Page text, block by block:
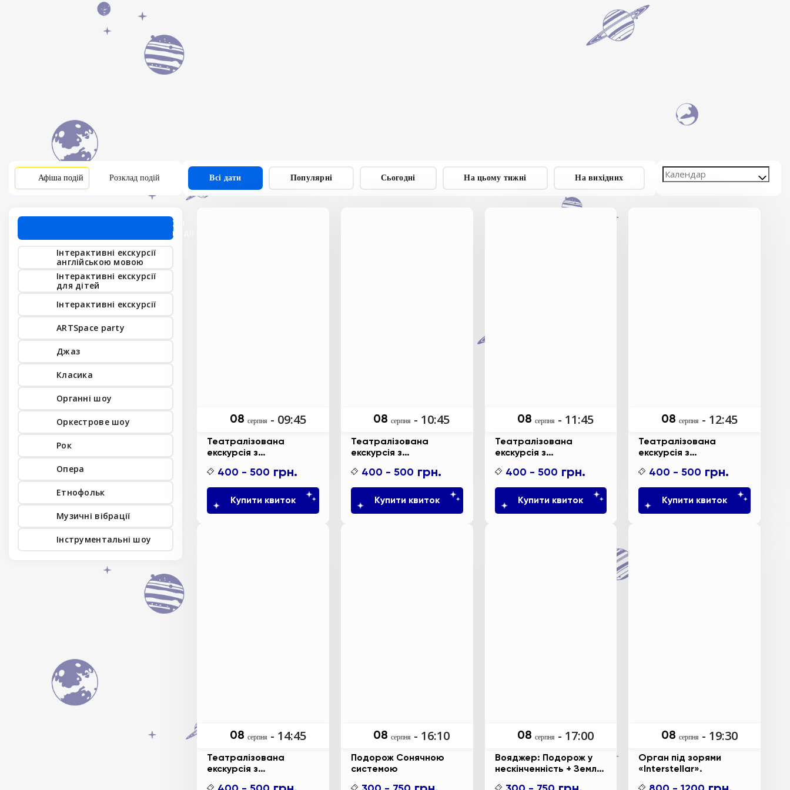
Афіша подій Розклад подій Всі дати Популярні Сьогодні На цьому тижні На вихідних
Усі
події
Інтерактивні екскурсії
англійською мовою
Інтерактивні екскурсії
для дітей
Інтерактивні екскурсії
ARTSpace party
Джаз
Класика
Органні шоу
Оркестрове шоу
Рок
Опера
Етнофольк
Музичні вібрації
Інструментальні шоу
08 серпня - 09:45
Театралізована
екскурсія з
анімаційною
постановкою до
космічних вихідних
“Пригоди
400 - 500 грн.
Купити квиток
08 серпня - 10:45
Театралізована
екскурсія з
анімаційною
постановкою до
космічних вихідних
“Динозаври: подорож у
400 - 500 грн.
Купити квиток
08 серпня - 11:45
Театралізована
екскурсія з
анімаційною
постановкою до
космічних вихідних
“Хрумко та чарівна
400 - 500 грн.
Купити квиток
08 серпня - 12:45
Театралізована
екскурсія з
анімаційною
постановкою до
космічних вихідних “У
пошуках нової Землі”.
400 - 500 грн.
Купити квиток
08 серпня - 14:45
Театралізована
екскурсія з
08 серпня - 16:10
Подорож Сонячною
системою
08 серпня - 17:00
Вояджер: Подорож у
нескінченність + Земля
08 серпня - 19:30
Орган під зорями
«Interstellar».